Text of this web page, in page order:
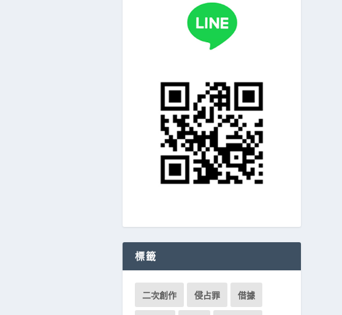
標籤
二次創作 侵占罪 借據